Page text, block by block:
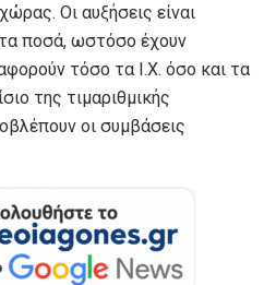
Οι αυξήσεις είναι
ποσά, ωστόσο έχουν
τόσο τα Ι.Χ. όσο και τα
της τιμαριθμικής
οι συμβάσεις